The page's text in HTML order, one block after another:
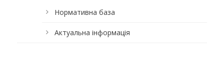
Нормативна база
Актуальна інформація